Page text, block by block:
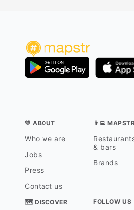
💛 ABOUT
Who we are
Jobs
Press
Contact us
👨‍💻
& bars
Brands
🗺 DISCOVER FOLLOW US